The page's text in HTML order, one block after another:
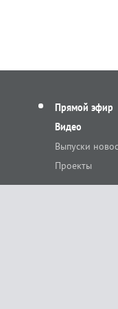
Прямой эфир
Видео
Выпуски
Проекты